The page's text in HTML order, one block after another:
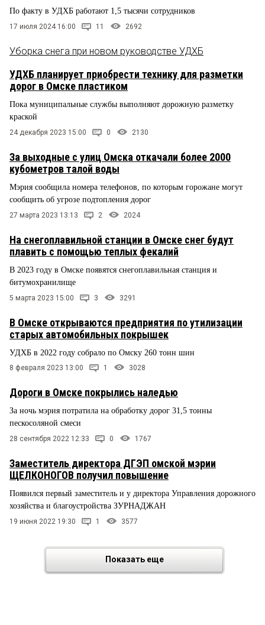
По факту в УДХБ работают 1,5 тысячи сотрудников
17 июля 2024 16:00 11 2692
Уборка снега при новом руководстве УДХБ
УДХБ планирует приобрести технику для разметки
дорог в Омске пластиком
Пока муниципальные службы выполняют дорожную разметку
краской
24 декабря 2023 15:00 0 2130
За выходные с улиц Омска откачали более 2000
кубометров талой воды
Мэрия сообщила номера телефонов, по которым горожане могут
сообщить об угрозе подтопления дорог
27 марта 2023 13:13 2 2024
На снегоплавильной станции в Омске снег будут
плавить с помощью теплых фекалий
В 2023 году в Омске появятся снегоплавильная станция и
битумохранилище
5 марта 2023 15:00 3 3291
В Омске открываются предприятия по утилизации
старых автомобильных покрышек
УДХБ в 2022 году собрало по Омску 260 тонн шин
8 февраля 2023 13:00 1 3028
Дороги в Омске покрылись наледью
За ночь мэрия потратила на обработку дорог 31,5 тонны
пескосоляной смеси
28 сентября 2022 12:33 0 1767
Заместитель директора ДГЭП омской мэрии
ЩЕЛКОНОГОВ получил повышение
Появился первый заместитель и у директора Управления дорожного
хозяйства и благоустройства ЗУРНАДЖАН
19 июня 2022 19:30 1 3577
Показать еще